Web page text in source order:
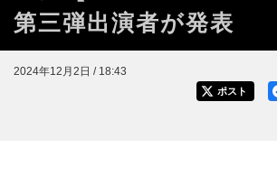
第三弾出演者が発表
2024年12月2日 / 18:43
ポスト